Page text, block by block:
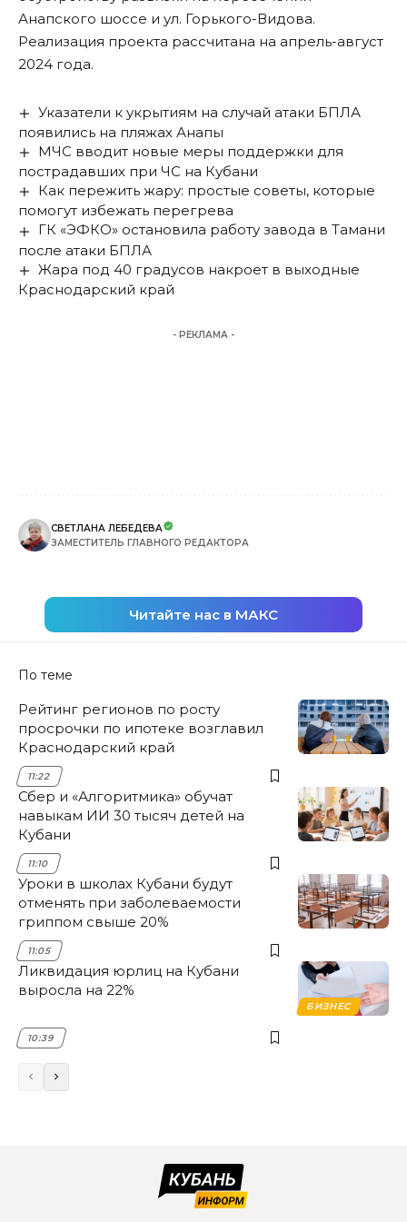
Анапского шоссе и ул. Горького-Видова.
Реализация проекта рассчитана на апрель-август
2024 года.
Указатели к укрытиям на случай атаки БПЛА
появились на пляжах Анапы
МЧС вводит новые меры поддержки для
пострадавших при ЧС на Кубани
Как пережить жару: простые советы, которые
помогут избежать перегрева
ГК «ЭФКО» остановила работу завода в Тамани
после атаки БПЛА
Жара под 40 градусов накроет в выходные
Краснодарский край
- РЕКЛАМА -
СВЕТЛАНА ЛЕБЕДЕВА
ЗАМЕСТИТЕЛЬ ГЛАВНОГО РЕДАКТОРА
Читайте нас в МАКС
По теме
Рейтинг регионов по росту
просрочки по ипотеке возглавил
Краснодарский край
11:22
Сбер и «Алгоритмика» обучат
навыкам ИИ 30 тысяч детей на
Кубани
11:10
Уроки в школах Кубани будут
отменять при заболеваемости
гриппом свыше 20%
11:05
БИЗНЕС
Ликвидация юрлиц на Кубани
выросла на 22%
10:39